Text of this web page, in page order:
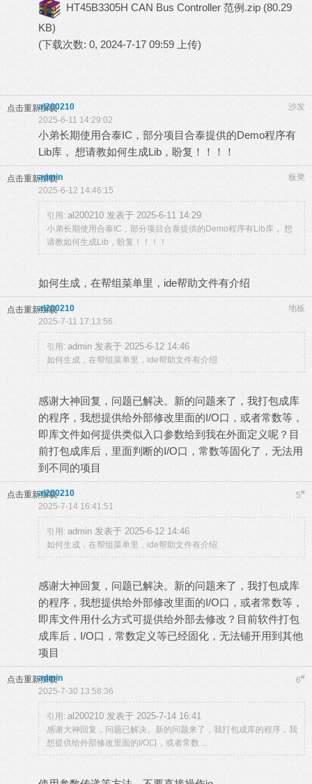
HT45B3305H CAN Bus Controller 范例.zip (80.29
KB)
(下载次数: 0, 2024-7-17 09:59 上传)
点击重新加载 沙发
al200210
2025-6-11 14:29:02
小弟长期使用合泰IC，部分项目合泰提供的Demo程序有
Lib库， 想请教如何生成Lib，盼复！！！！
点击重新加载 板凳
admin
2025-6-12 14:46:15
引用: al200210 发表于 2025-6-11 14:29
小弟长期使用合泰IC，部分项目合泰提供的Demo程序有Lib库， 想
请教如何生成Lib，盼复！！！！
如何生成，在帮组菜单里，ide帮助文件有介绍
点击重新加载 地板
al200210
2025-7-11 17:13:56
引用: admin 发表于 2025-6-12 14:46
如何生成，在帮组菜单里，ide帮助文件有介绍
感谢大神回复，问题已解决。新的问题来了，我打包成库
的程序，我想提供给外部修改里面的I/O口，或者常数等，
即库文件如何提供类似入口参数给到我在外面定义呢？目
前打包成库后，里面判断的I/O口，常数等固化了，无法用
到不同的项目
点击重新加载 5#
al200210
2025-7-14 16:41:51
引用: admin 发表于 2025-6-12 14:46
如何生成，在帮组菜单里，ide帮助文件有介绍
感谢大神回复，问题已解决。新的问题来了，我打包成库
的程序，我想提供给外部修改里面的I/O口，或者常数等，
即库文件用什么方式可提供给外部去修改？目前软件打包
成库后，I/O口，常数定义等已经固化，无法铺开用到其他
项目
点击重新加载 6#
admin
2025-7-30 13:58:36
引用: al200210 发表于 2025-7-14 16:41
感谢大神回复，问题已解决。新的问题来了，我打包成库的程序，我
想提供给外部修改里面的I/O口，或者常数 ...